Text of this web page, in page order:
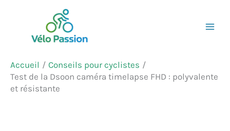
contenu
Accueil
Conseils pour cyclistes
Test de la Dsoon caméra timelapse FHD : polyvalente
et résistante